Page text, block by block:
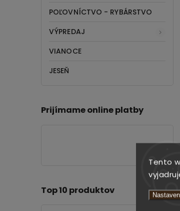
Tento
POĽOVNÍCTVO - RYBÁRSTVO
VÝPREDAJ
VIANOCE
JESEŇ
Prijímame online platby
Top 10 produktov